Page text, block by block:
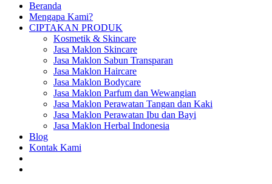
Beranda
Mengapa Kami?
CIPTAKAN PRODUK
Kosmetik & Skincare
Jasa Maklon Skincare
Jasa Maklon Sabun Transparan
Jasa Maklon Haircare
Jasa Maklon Bodycare
Jasa Maklon Parfum dan Wewangian
Jasa Maklon Perawatan Tangan dan Kaki
Jasa Maklon Perawatan Ibu dan Bayi
Jasa Maklon Herbal Indonesia
Blog
Kontak Kami